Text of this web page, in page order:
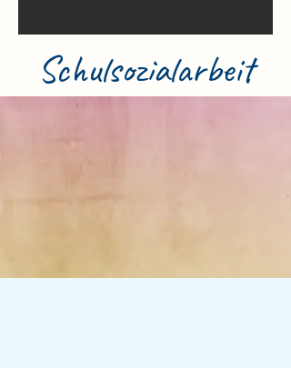
Schulsozialarbeit